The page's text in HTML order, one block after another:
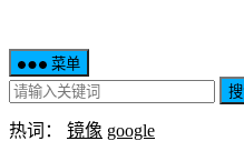
菜单
热词： 镜像 google